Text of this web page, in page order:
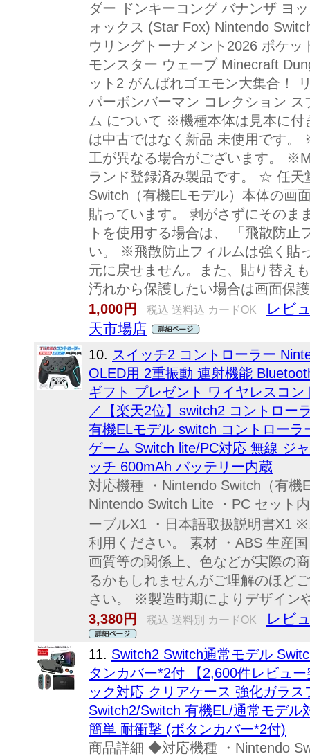
ダー ドンキーコング バナンザ ヨ
ォックス (Star Fox) Nintendo
ウリングトーナメント2026 ポケ
モンスター ウェーブ Minecraft
ット2 がんばれゴエモン大集合！
パーボンバーマン コレクション
ム について ※機種本体は見本に
は中古ではなく新品 未使用です
工が異なる場合がございます。
ランド登録済み製品です。 ☆ 任天
Switch（有機ELモデル）本体の画
貼っています。 剥がさずにそのま
トを使用する場合は、 「飛散防
い。 ※飛散防止フィルムは強く貼
元に戻せません。また、貼り替え
汚れから保護したい場合は画面保
1,000円
税込 送料込 カードOK
レビ
天市場店
10. スイッチ2 コントローラー
OLED用 2重振動 連射機能
ギフト プレゼント ワイヤレスコ
／【楽天2位】switch2 コントロー
有機ELモデル switch コントロー
ゲーム Switch lite/PC対応 無線 ジ
ッチ 600mAh バッテリー内蔵
対応機種 ・Nintendo Switch（有
Nintendo Switch Lite ・PC セット
ーブルX1 ・日本語取扱説明書X1
利用ください。 素材 ・ABS 生産
画質等の関係上、色などが実際の
るかもしれませんがご理解のほど
さい。 ※製造時期によりデザイン
3,380円
税込 送料別 カードOK レビ
11. Switch2 Switch通常モデル
タンカバー*2付 【2,600件レビュ
ック対応 クリアケース 強化ガラ
Switch2/Switch 有機EL/通常モデ
簡単 耐衝撃 (ボタンカバー*2付)
商品詳細 ◆対応機種 ・Nintendo